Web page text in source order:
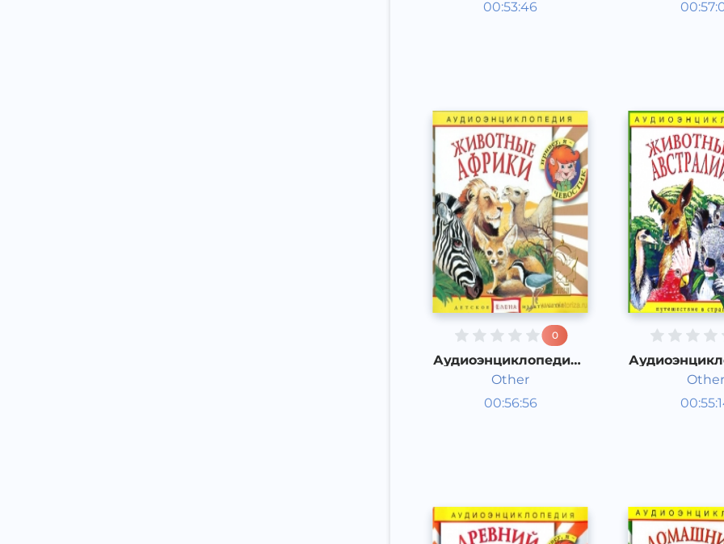
00:53:46
0
Аудиоэнциклопедия -
Животные Африки
Other
00:56:56
Энциклопедии
ЖивотныеOther